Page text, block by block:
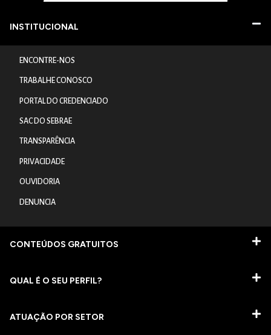
INSTITUCIONAL
ENCONTRE-NOS
TRABALHE CONOSCO
PORTAL DO CREDENCIADO
SAC DO SEBRAE
TRANSPARÊNCIA
PRIVACIDADE
OUVIDORIA
DENUNCIA
CONTEÚDOS GRATUITOS
QUAL É O SEU PERFIL?
ATUAÇÃO POR SETOR